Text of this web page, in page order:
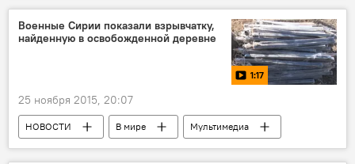
Военные Сирии показали взрывчатку,
найденную в освобожденной деревне
1:17
25 ноября 2015, 20:07
НОВОСТИ В мире
Мультимедиа
Видео